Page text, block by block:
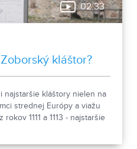
02:33
kláštor?
najstaršie kláštory nielen na
strednej Európy a viažu
1111 a 1113 - najstaršie